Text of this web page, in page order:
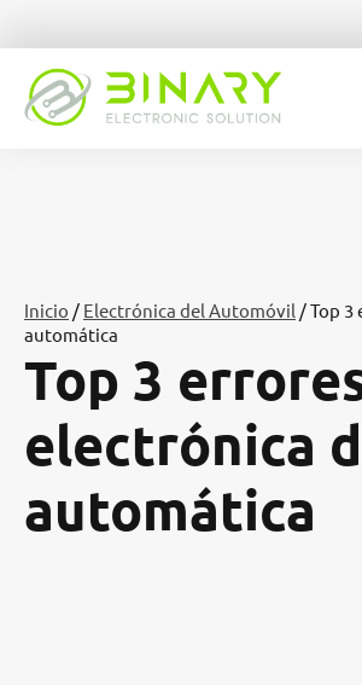
Inicio / Electrónica del Automóvil / Top
automática
Top 3
electrónica
automática